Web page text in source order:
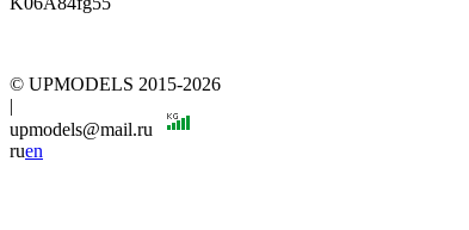
© UPMODELS 2015-2026
|
upmodels@mail.ru
ruen